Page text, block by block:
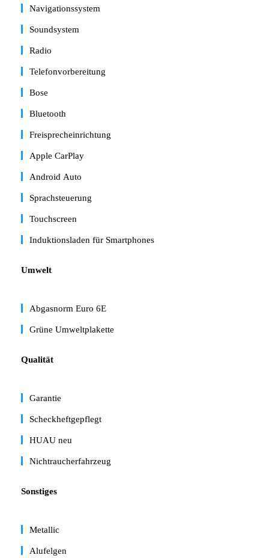
Navigationssystem
Soundsystem
Radio
Telefonvorbereitung
Bose
Bluetooth
Freisprecheinrichtung
Apple CarPlay
Android Auto
Sprachsteuerung
Touchscreen
Induktionsladen für Smartphones
Umwelt
Abgasnorm Euro 6E
Grüne Umweltplakette
Qualität
Garantie
Scheckheftgepflegt
HUAU neu
Nichtraucherfahrzeug
Sonstiges
Metallic
Alufelgen